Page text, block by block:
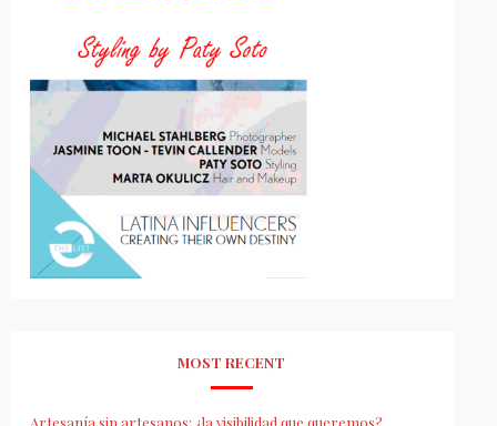
MOST RECENT
Artesanía sin artesanos: ¿la visibilidad que queremos?